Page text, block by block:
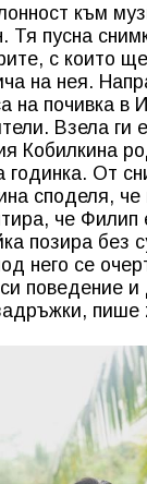
към
Тя пусна
с които
на нея.
на почивка в
Взела ги
Кобилкина
От
споделя,
че
позира без
него се
поведение
пише